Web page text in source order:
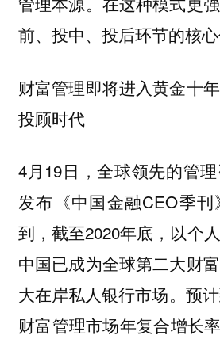
前、投中、投后环节的核心
财富管理即将进入黄金十
投顾时代
4月19日，全球领先的管
发布《中国金融CEO季
到，截至2020年底，以个
中国已成为全球第二大财
大在岸私人银行市场。预
财富管理市场年复合增长